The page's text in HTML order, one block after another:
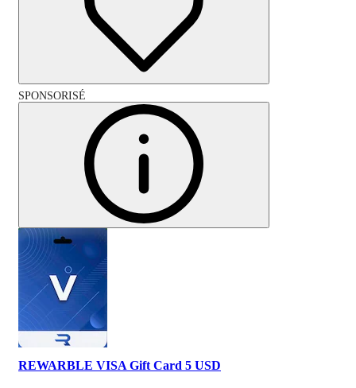
SPONSORISÉ
REWARBLE VISA Gift Card 5 USD